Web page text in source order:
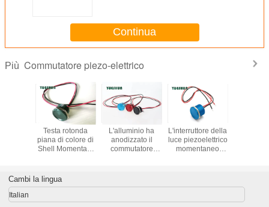
Continua
Più Commutatore piezo-elettrico
del
di
metallo
22mm
Testa rotonda
piana di colore di
Shell Momentary
dell'ente giallo
della lega
L'alluminio ha
anodizzato il
commutatore
L'interruttore della
luce piezoelettrico
momentaneo
Cambi la lingua
Italian